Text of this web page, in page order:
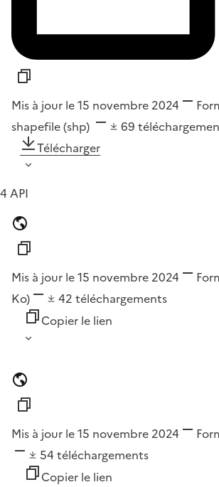
Mis à jour le 15 novembre 2024
shapefile (shp)
69
Télécharger
4 API
Mis à jour le 15 novembre 2024
Ko)
42 téléchargements
Copier le lien
Mis à jour le 15 novembre 2024
54 téléchargements
Copier le lien